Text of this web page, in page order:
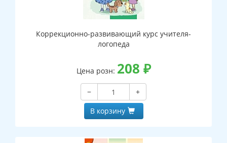
Коррекционно-развивающий курс учителя-
логопеда
Цена розн: 208 ₽
−
+
В корзину